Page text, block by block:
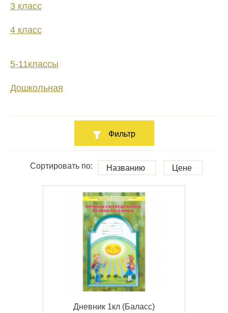
3 класс
4 класс
5-11классы
Дошкольная
Фильтр
Сортировать по: Названию Цене
Дневник 1кл (Баласс)